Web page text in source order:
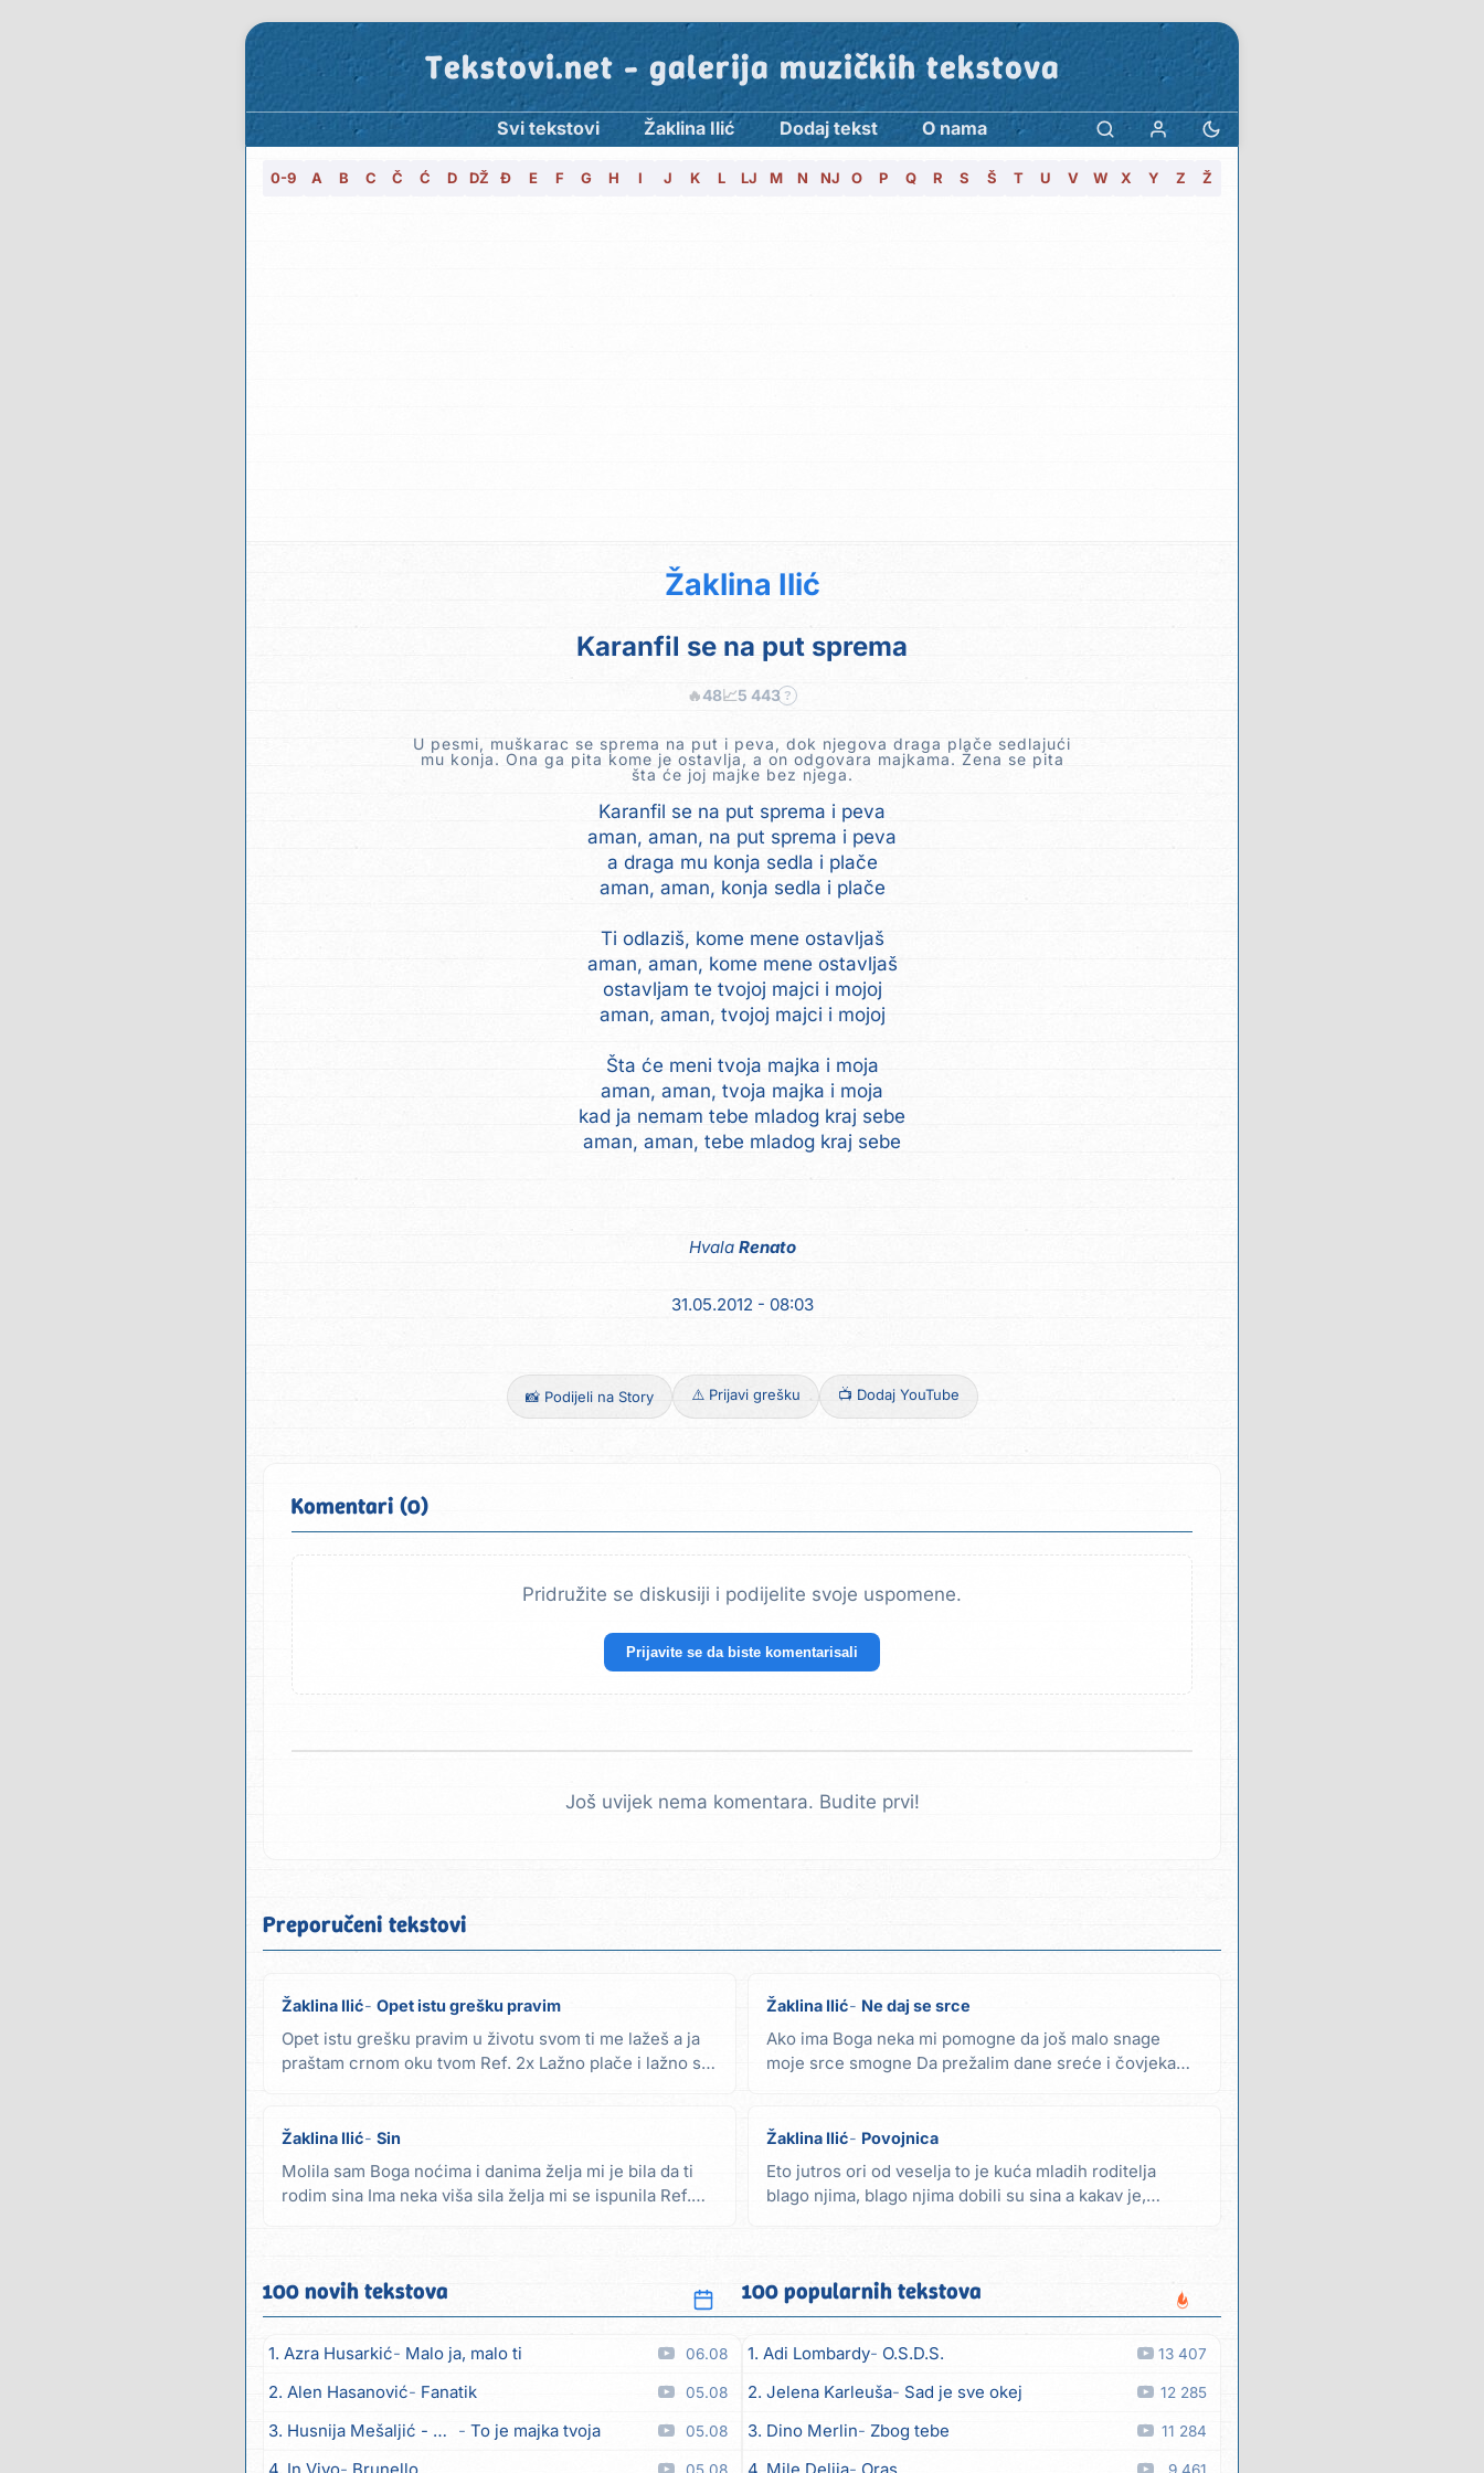
Tekstovi.net - galerija muzičkih tekstova
Svi tekstovi Žaklina Ilić Dodaj tekst O nama
0-9 A B C Č Ć D DŽ Đ E F G H I J K L LJ M N NJ O P Q R S Š T U V W X Y Z Ž
Žaklina Ilić
Karanfil se na put sprema
🔥48📈5 443 ?
U pesmi, muškarac se sprema na put i peva, dok njegova draga plače sedlajući
mu konja. Ona ga pita kome je ostavlja, a on odgovara majkama. Žena se pita
šta će joj majke bez njega.
Karanfil se na put sprema i peva
aman, aman, na put sprema i peva
a draga mu konja sedla i plače
aman, aman, konja sedla i plače
Ti odlaziš, kome mene ostavljaš
aman, aman, kome mene ostavljaš
ostavljam te tvojoj majci i mojoj
aman, aman, tvojoj majci i mojoj
Šta će meni tvoja majka i moja
aman, aman, tvoja majka i moja
kad ja nemam tebe mladog kraj sebe
aman, aman, tebe mladog kraj sebe
Hvala Renato
31.05.2012 - 08:03
📸 Podijeli na Story ⚠️ Prijavi grešku 📺 Dodaj YouTube
Komentari (0)
Pridružite se diskusiji i podijelite svoje uspomene.
Prijavite se da biste komentarisali
Još uvijek nema komentara. Budite prvi!
Preporučeni tekstovi
Žaklina Ilić Opet istu grešku pravim
Opet istu grešku pravim u životu svom ti me lažeš a ja
praštam crnom oku tvom Ref. 2x Lažno plače i lažno se
Žaklina Ilić Ne daj se srce
Ako ima Boga neka mi pomogne da još malo snage
moje srce smogne Da prežalim dane sreće i čovjeka
Žaklina Ilić Sin
Molila sam Boga noćima i danima želja mi je bila da ti
rodim sina Ima neka viša sila želja mi se ispunila Ref.
Žaklina Ilić Povojnica
Eto jutros ori od veselja to je kuća mladih roditelja
blago njima, blago njima dobili su sina a kakav je,
100 novih tekstova
1. Azra Husarkić Malo ja, malo ti 06.08
2. Alen Hasanović Fanatik 05.08
3. Husnija Mešaljić - Hule To je majka tvoja 05.08
100 popularnih tekstova
1. Adi Lombardy O.S.D.S. 13 407
2. Jelena Karleuša Sad je sve okej 12 285
3. Dino Merlin Zbog tebe 11 284